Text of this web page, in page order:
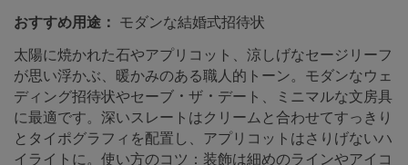
おすすめ用途： モダンな結婚式招待状
太陽に焼かれた石やアプリコット、涼しげなセージリーフ
が思い浮かぶ、暖かみのある職人的トーン。モダンなウェ
ディング招待状やセーブ・ザ・デート、ミニマルな文房具
に最適です。深いスレートはクリームと合わせてすっきり
とタイポグラフィを配置し、アプリコットはさりげないハ
イライトに。使い方のコツ：装飾は細めのラインやアイコ